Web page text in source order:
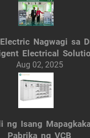
Nagwagi sa
Electrical
Aug 02, 2025
ng Isang
Pabrika ng VCB